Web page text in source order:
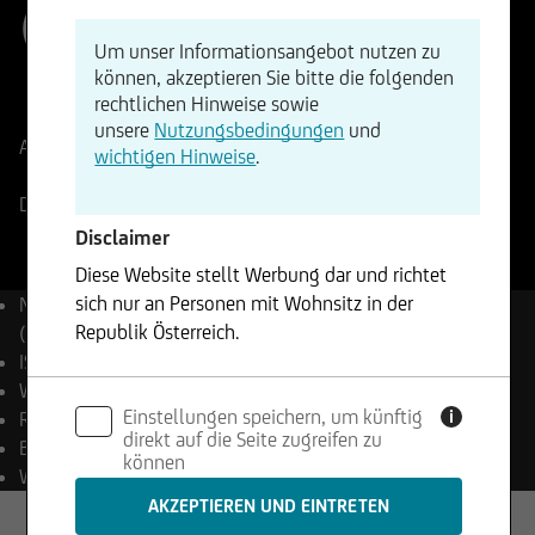
(EUR)
EU0009658434
WKN
965843
Aktueller Stand966,91PunkteÄnderung
Deutsche Börse
Name
EURO STOXX® Banks
(Net Return) Index (EUR)
ISIN
WKN
Reuters
.SX7T
Bloomberg
SX7T Index
Währung EUR
Um unser Informationsangebot nutzen zu
können, akzeptieren Sie bitte die folgenden
rechtlichen Hinweise sowie
unsere Nutzungsbedingungen und
wichtigen Hinweise.
Disclaimer
Diese Website stellt Werbung dar und richtet
sich nur an Personen mit Wohnsitz in der
Republik Österreich.
Angebot noch eine Aufforderung zum Kauf oder
Verkauf von Wertpapieren dar und dürfen nicht
in Rechtsordnungen genutzt werden, in denen
dies unzulässig ist.
Einstellungen speichern, um künftig
direkt auf die Seite zugreifen zu
können
i